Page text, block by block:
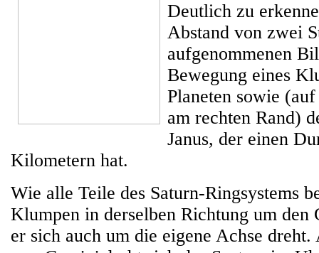
Deutlich zu
Abstand von zwei
aufgenommenen
Bewegung eines
Planeten sowie
am rechten Rand)
Janus, der einen
Kilometern hat.
Wie alle Teile des Saturn-Ringsystems
Klumpen in derselben Richtung um den
er sich auch um die eigene Achse dreht.